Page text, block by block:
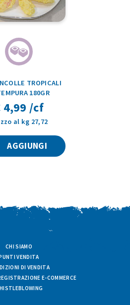
TROPICALI
180GR
4,99 /cf
al kg 27,72
AGGIUNGI
CHI SIAMO
VENDITA
DI VENDITA
E-COMMERCE